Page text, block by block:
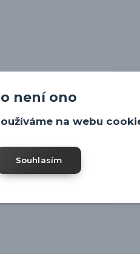
není ono
na webu
Souhlasím